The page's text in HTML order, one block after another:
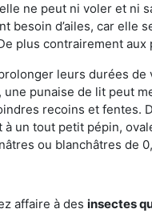
ne peut ni voler et ni
d’ailes, car elle
plus contrairement
leurs durées de
punaise de lit peut
recoins et fentes.
un tout petit pépin,
ou blanchâtres de
affaire à des insectes